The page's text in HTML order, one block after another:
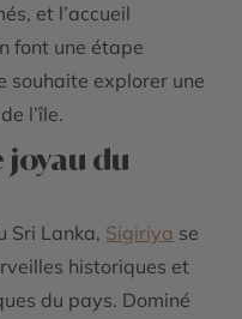
et l’accueil
font une étape
souhaite explorer une
l’île.
joyau du
Sri Lanka, Sigiriya se
historiques et
du pays. Dominé